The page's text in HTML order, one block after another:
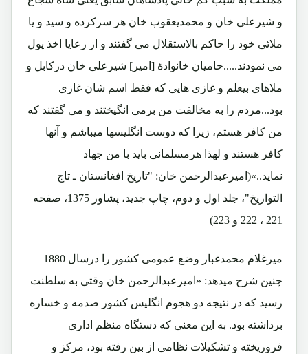
و شیرعلی خان و محمدیعقوب خان هر سرکرده و سید و یا
ملائی خود را حاکم بالاستقلال می گفتند و از رعایا اخذ پول
می نمودند.....حامیان خانوادۀ [امیر] شیرعلی خان درکابل و
ملاهای بیعلم و غازی هایی که فقط اسم شان غازی
بود...مردم را به مخالفت من برمی انگیختند و می گفتند که
من کافر هستم، زیرا که دوست انگلیسها میباشم و آنها
کافر هستند و لهذا هرمسلمانی باید با من جهاد
نماید..»(امیرعبدالرحمن خان: "تاریخ افغانستان ـ تاج
التواریخ"، جلد اول و دوم، چاپ جدید، پشاور 1375، صفحه
221 ، 222 و 223)
میرغلام محمدغبار وضع عمومی کشور را درسال 1880
چنین شرح میدهد: «امیرعبدالرحمن خان وقتی به سلطنت
رسید که در نتیجه دو هجوم انگلیس کشور صدمه و خساره
برداشته بود. به این معنی که دستگاه منظم اداری
فروریخته و تشکیلات نظامی از بین رفته بود، مرکز و